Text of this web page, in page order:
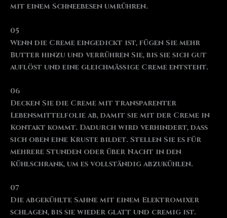
mit einem Schneebesen umrühren.
05
Wenn die Creme eingedickt ist, fügen Sie mehr
Butter hinzu und verrühren Sie, bis sie sich gut
auflöst und eine gleichmäßige Creme entsteht.
06
Decken Sie die Creme mit transparenter
Lebensmittelfolie ab, damit sie mit der Creme in
Kontakt kommt. Dadurch wird verhindert, dass
sich oben eine Kruste bildet. Stellen Sie es für
mehrere Stunden oder über Nacht in den
Kühlschrank, um es vollständig abzukühlen.
07
Die abgekühlte Sahne mit einem Elektromixer
schlagen, bis sie wieder glatt und cremig ist.